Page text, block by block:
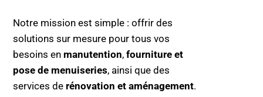
Notre mission est simple : offrir des
solutions sur mesure pour tous vos
besoins en manutention,fourniture et
pose de menuiseries, ainsi que des
services de rénovation et aménagement.